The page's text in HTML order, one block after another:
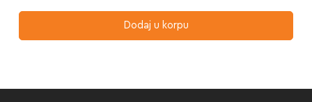
Dodaj u korpu